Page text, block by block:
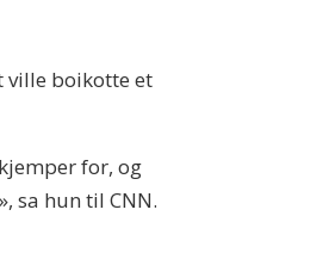
ville boikotte et
for, og
sa hun til CNN.